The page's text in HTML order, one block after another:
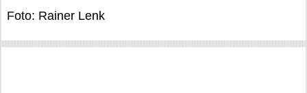
Foto: Rainer Lenk